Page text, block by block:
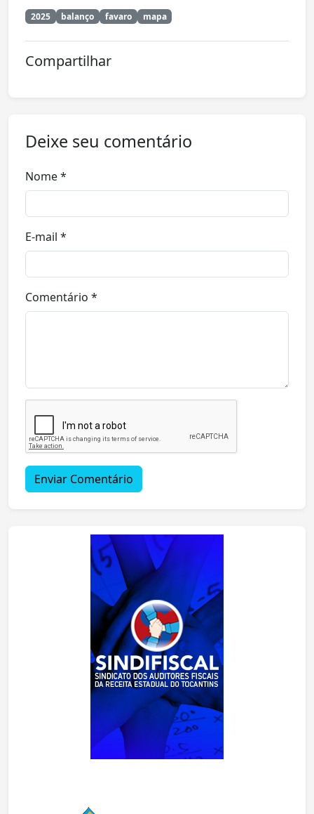
2025 balanço favaro mapa
Compartilhar
Deixe seu comentário
Nome *
E-mail *
Comentário *
Enviar Comentário